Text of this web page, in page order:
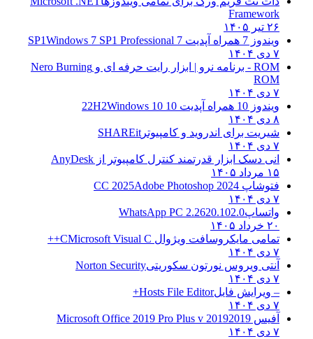
Framework
۲۶ تیر ۱۴۰۵
ویندوز 7 همراه آپدیت 7 SP1
Windows 7 SP1 Professional
۷ دی ۱۴۰۴
ROM - برنامه نرو | ابزار رایت حرفه ای و
Nero Burning
ROM
۷ دی ۱۴۰۴
ویندوز 10 همراه آپدیت 10 22H2
Windows 10
۸ دی ۱۴۰۴
شیریت برای اندروید و کامپیوتر SHAREit
۷ دی ۱۴۰۴
انی دسک ابزار قدرتمند کنترل کامپیوتر از AnyDesk
۱۵ مرداد ۱۴۰۵
فتوشاپ CC 2025 Adobe Photoshop 2024
۷ دی ۱۴۰۴
واتساپWhatsApp PC 2.2620.102.0
۲۰ خرداد ۱۴۰۵
تمامی مایکروسافت ویژوال C Microsoft Visual C++
۷ دی ۱۴۰۴
آنتی ویروس نورتون سکوریتیNorton Security
۷ دی ۱۴۰۴
– ویرایش فایلHosts File Editor+
۷ دی ۱۴۰۴
آفیس 2019 2019 Microsoft Office 2019 Pro Plus v
۷ دی ۱۴۰۴